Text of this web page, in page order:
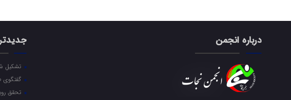
درباره انجمن
تشکیل
گفتگوی
تحقق